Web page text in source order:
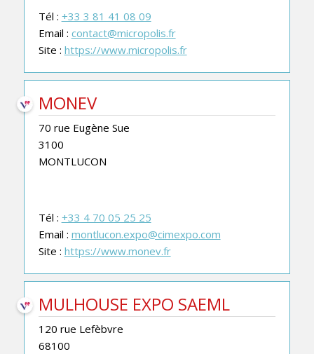
Tél : +33 3 81 41 08 09
Email : contact@micropolis.fr
Site : https://www.micropolis.fr
MONEV
70 rue Eugène Sue
3100
MONTLUCON
Tél : +33 4 70 05 25 25
Email : montlucon.expo@cimexpo.com
Site : https://www.monev.fr
MULHOUSE EXPO SAEML
120 rue Lefèbvre
68100